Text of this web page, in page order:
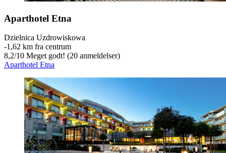
Aparthotel Etna
Dzielnica Uzdrowiskowa
‐1,62 km fra centrum
8,2/10 Meget godt! (20 anmeldelser)
Aparthotel Etna